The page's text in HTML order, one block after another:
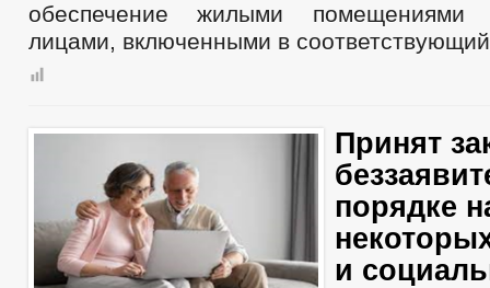
обеспечение жилыми помещениями
лицами, включенными в
Принят
порядке
и